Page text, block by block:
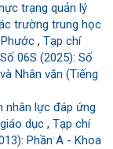
trạng quản lý
trường trung học
, Tạp chí
06S (2025): Số
Nhân văn (Tiếng
nhân lực đáp ứng
dục , Tạp chí
Phần A - Khoa